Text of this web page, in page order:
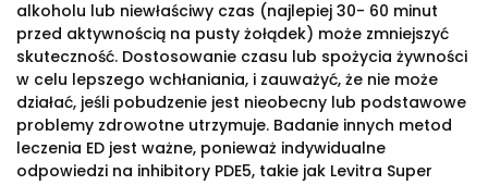
alkoholu lub niewłaściwy czas (najlepiej 30- 60 minut
przed aktywnością na pusty żołądek) może zmniejszyć
skuteczność. Dostosowanie czasu lub spożycia żywności
w celu lepszego wchłaniania, i zauważyć, że nie może
działać, jeśli pobudzenie jest nieobecny lub podstawowe
problemy zdrowotne utrzymuje. Badanie innych metod
leczenia ED jest ważne, ponieważ indywidualne
odpowiedzi na inhibitory PDE5, takie jak Levitra Super